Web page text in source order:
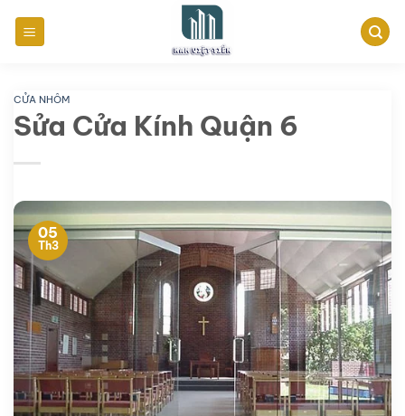
qua
dung
CỬA NHÔM
Sửa Cửa Kính Quận 6
05
Th3